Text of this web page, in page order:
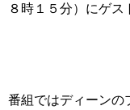
８時１５分）にゲス
番組ではディーンの